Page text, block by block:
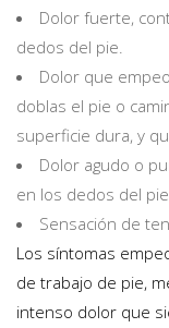
Dolor fuerte,
dedos del pie.
Dolor que
doblas el pie o
superficie dura, y
Dolor agudo o
en los dedos del pie.
Sensación de
Los síntomas
de trabajo de pie,
intenso dolor que